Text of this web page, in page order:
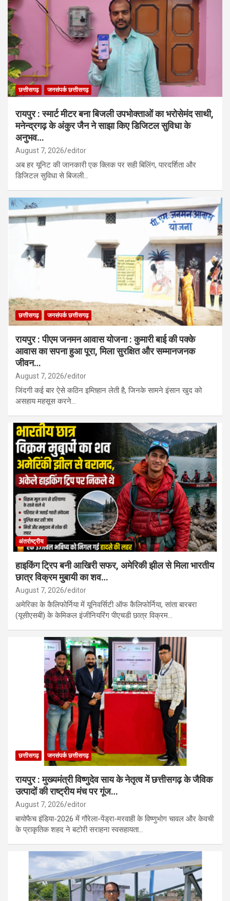
छत्तीसगढ़ जनसंपर्क छत्तीसगढ़
रायपुर : स्मार्ट मीटर बना बिजली उपभोक्ताओं का भरोसेमंद साथी,
मनेन्द्रगढ़ के अंकुर जैन ने साझा किए डिजिटल सुविधा के
अनुभव…
August 7, 2026 editor
अब हर यूनिट की जानकारी एक क्लिक पर सही बिलिंग, पारदर्शिता और
डिजिटल सुविधा से बिजली…
छत्तीसगढ़ जनसंपर्क छत्तीसगढ़
रायपुर : पीएम जनमन आवास योजना : कुमारी बाई की पक्के
आवास का सपना हुआ पूरा, मिला सुरक्षित और सम्मानजनक
जीवन…
August 7, 2026 editor
जिंदगी कई बार ऐसे कठिन इम्तिहान लेती है, जिनके सामने इंसान खुद को
असहाय महसूस करने…
अंतर्राष्ट्रीय
हाइकिंग ट्रिप बनी आखिरी सफर, अमेरिकी झील से मिला भारतीय
छात्र विक्रम मुबायी का शव…
August 7, 2026 editor
अमेरिका के कैलिफोर्निया में यूनिवर्सिटी ऑफ कैलिफोर्निया, सांता बारबरा
(यूसीएसबी) के केमिकल इंजीनियरिंग पीएचडी छात्र विक्रम…
छत्तीसगढ़ जनसंपर्क छत्तीसगढ़
रायपुर : मुख्यमंत्री विष्णुदेव साय के नेतृत्व में छत्तीसगढ़ के जैविक
उत्पादों की राष्ट्रीय मंच पर गूंज…
August 7, 2026 editor
बायोफैच इंडिया-2026 में गौरेला-पेंड्रा-मरवाही के विष्णुभोग चावल और केवची
के प्राकृतिक शहद ने बटोरी सराहना स्वसहायता…